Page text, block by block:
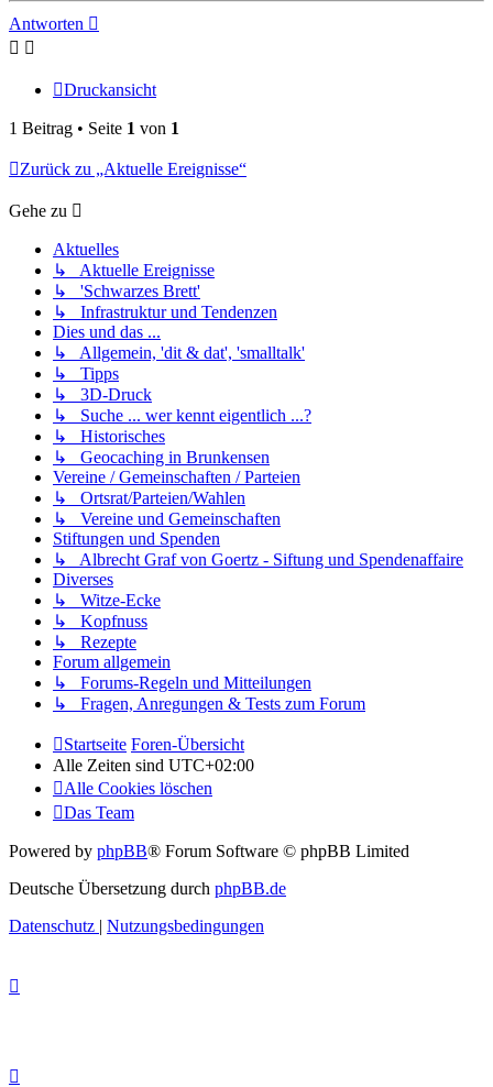
Antworten
Druckansicht
1 Beitrag • Seite 1 von 1
Zurück zu „Aktuelle Ereignisse“
Gehe zu
Aktuelles
↳ Aktuelle Ereignisse
↳ 'Schwarzes Brett'
↳ Infrastruktur und Tendenzen
Dies und das ...
↳ Allgemein, 'dit & dat', 'smalltalk'
↳ Tipps
↳ 3D-Druck
↳ Suche ... wer kennt eigentlich ...?
↳ Historisches
↳ Geocaching in Brunkensen
Vereine / Gemeinschaften / Parteien
↳ Ortsrat/Parteien/Wahlen
↳ Vereine und Gemeinschaften
Stiftungen und Spenden
↳ Albrecht Graf von Goertz - Siftung und Spendenaffaire
Diverses
↳ Witze-Ecke
↳ Kopfnuss
↳ Rezepte
Forum allgemein
↳ Forums-Regeln und Mitteilungen
↳ Fragen, Anregungen & Tests zum Forum
Startseite Foren-Übersicht
Alle Zeiten sind UTC+02:00
Alle Cookies löschen
Das Team
Powered by phpBB® Forum Software © phpBB Limited
Deutsche Übersetzung durch phpBB.de
Datenschutz | Nutzungsbedingungen